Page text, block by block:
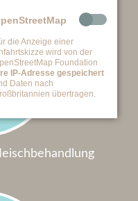
die Anzeige einer
wird von der
Foundation
IP-Adresse gespeichert
Daten nach
übertragen.